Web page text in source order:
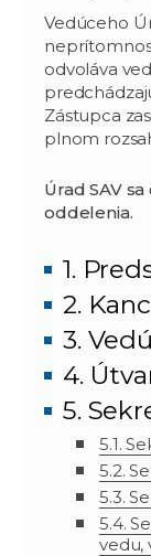
Vedúceho
odvoláva
Zástupca
plnom
Úrad SAV
oddelenia.
1.
2.
3.
4.
5.
5.1.
5.2.
5.3.
5.4.
vedu,